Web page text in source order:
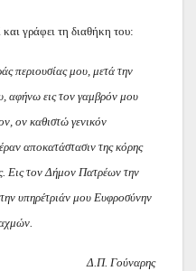
γράφει τη διαθήκη του:
περιουσίας μου, μετά την
αφήνω εις τον γαμβρόν μου
ον καθιστώ γενικόν
αποκατάστασιν της κόρης
Εις τον Δήμον Πατρέων την
υπηρέτριάν μου Ευφροσύνην
Δ.Π. Γούναρης